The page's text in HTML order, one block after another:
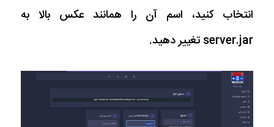
انتخاب کنید، اسم آن را همانند عکس بالا به
server.jar تغییر دهید.